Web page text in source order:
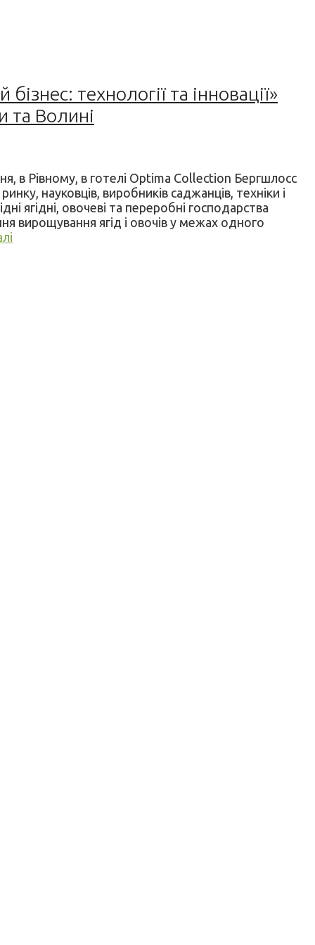
технології та інновації»
та Волині
в Рівному, в готелі Optima Collection Бергшлосс
науковців, виробників саджанців, техніки і
ягідні, овочеві та переробні господарства
ягід і овочів у межах одного